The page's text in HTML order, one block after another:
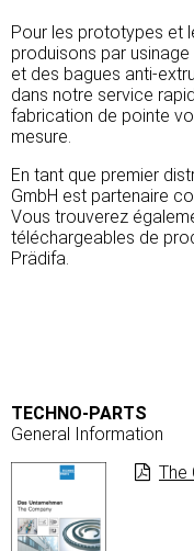
Pour les prototypes et
produisons par
et des bagues anti-
dans notre service
fabrication de pointe
mesure.
En tant que premier
GmbH est partenaire
Vous trouverez
téléchargeables de
Prädifa.
TECHNO-PARTS
General Information
The